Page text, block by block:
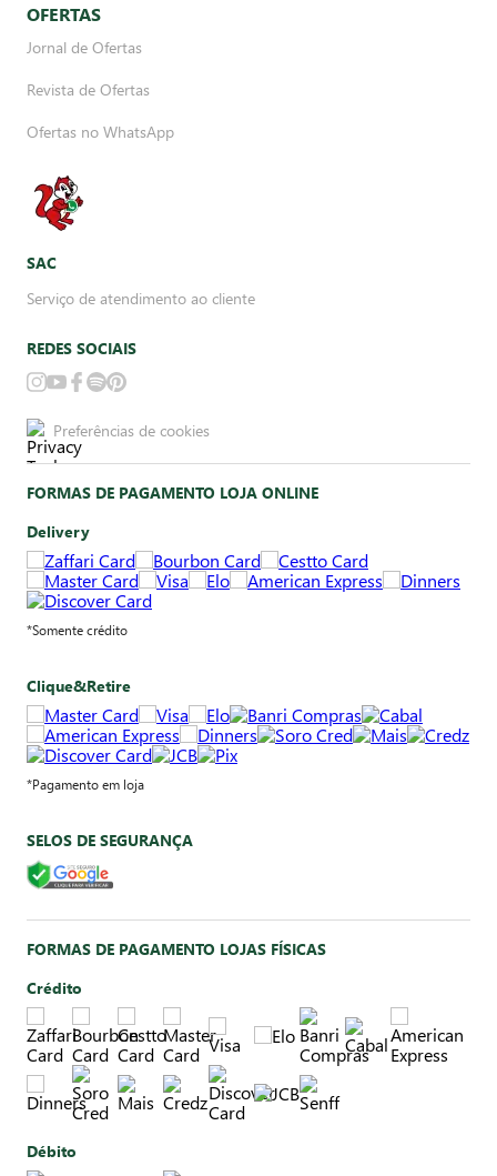
OFERTAS
Jornal de Ofertas
Revista de Ofertas
Ofertas no WhatsApp
SAC
Serviço de atendimento ao cliente
REDES SOCIAIS
Preferências de cookies
FORMAS DE PAGAMENTO LOJA ONLINE
Delivery
*Somente crédito
Clique&Retire
*Pagamento em loja
SELOS DE SEGURANÇA
FORMAS DE PAGAMENTO LOJAS FÍSICAS
Crédito
Débito